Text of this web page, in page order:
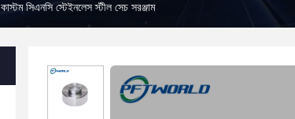
কাস্টম সিএনসি স্টেইনলেস স্টীল সেচ সরঞ্জাম